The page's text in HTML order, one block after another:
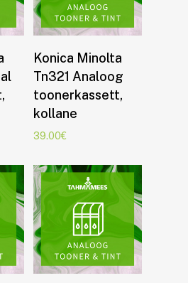
Lisa korvi
Konica Minolta
Tn321 Analoog
toonerkassett,
kollane
39.00€